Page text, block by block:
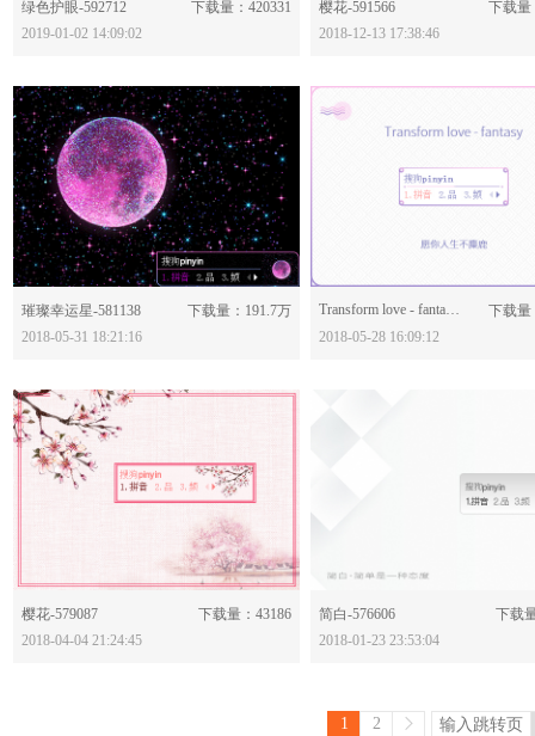
分享：
绿色护眼-592712
下载量：420331
2019-01-02 14:09:02
樱花-591566
下载量
2018-12-13 17:38:46
分享：
璀璨幸运星-581138
下载量：191.7万
2018-05-31 18:21:16
分享：
Transform love - fantasy-580992
下载量
2018-05-28 16:09:12
樱花-579087
下载量：43186
2018-04-04 21:24:45
简白-576606
下载
2018-01-23 23:53:04
1 2